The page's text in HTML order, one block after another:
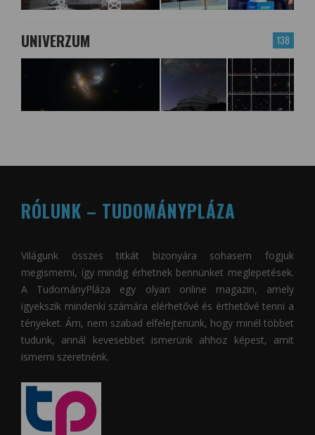
138
UNIVERZUM
RÓLUNK – TUDOMÁNYPLÁZA
Világunk összes titkát bizonyára sohasem fogjuk
megismerni, így mindig érhetnek bennünket meglepetések.
A TudományPláza egy olyan online magazin, amely
igyekszik mindenki számára elérhetővé és érthetővé tenni a
tényeket. Ám, nem szabad elfelejtenünk, hogy minél többet
tudunk, annál kevesebbet ismerünk ahhoz képest, amit
ismerni szeretnénk.